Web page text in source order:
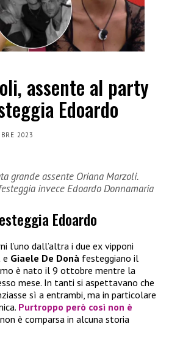
assente al party
Edoardo
2023
grande assente Oriana Marzoli.
invece Edoardo Donnamaria
Edoardo
l’uno dall’altra i due ex vipponi
e Giaele De Donà festeggiano il
è nato il 9 ottobre mentre la
mese. In tanti si aspettavano che
sì a entrambi, ma in particolare
Purtroppo però così non è
è comparsa in alcuna storia